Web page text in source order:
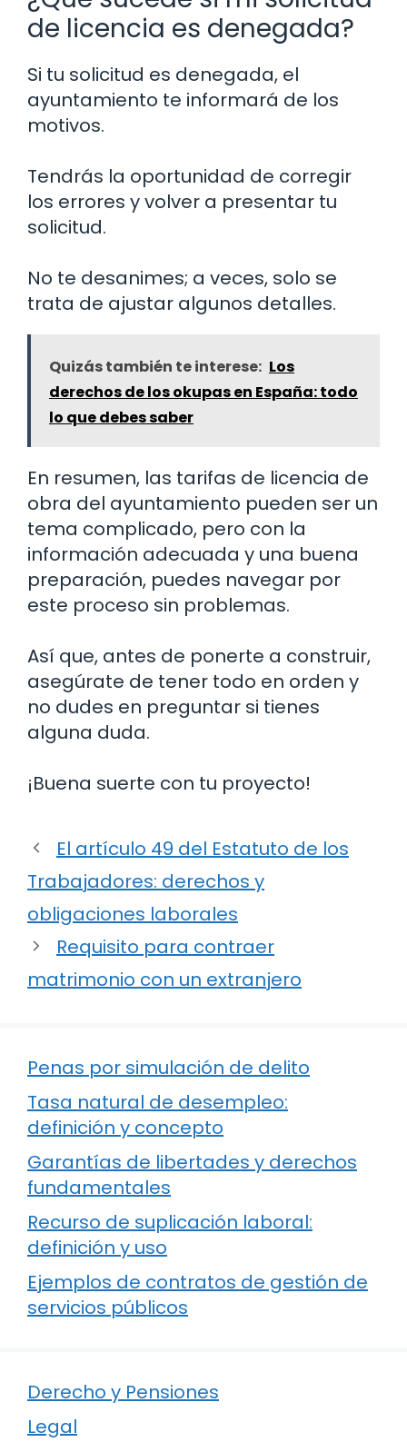
de licencia es denegada?
Si tu solicitud es denegada, el
ayuntamiento te informará de los
motivos.
Tendrás la oportunidad de corregir
los errores y volver a presentar tu
solicitud.
No te desanimes; a veces, solo se
trata de ajustar algunos detalles.
Quizás también te interese: Los
derechos de los okupas en España: todo
lo que debes saber
En resumen, las tarifas de licencia de
obra del ayuntamiento pueden ser un
tema complicado, pero con la
información adecuada y una buena
preparación, puedes navegar por
este proceso sin problemas.
Así que, antes de ponerte a construir,
asegúrate de tener todo en orden y
no dudes en preguntar si tienes
alguna duda.
¡Buena suerte con tu proyecto!
El artículo 49 del Estatuto de los
Trabajadores: derechos y
obligaciones laborales
Requisito para contraer
matrimonio con un extranjero
Penas por simulación de delito
Tasa natural de desempleo:
definición y concepto
Garantías de libertades y derechos
fundamentales
Recurso de suplicación laboral:
definición y uso
Ejemplos de contratos de gestión de
servicios públicos
Derecho y Pensiones
Legal